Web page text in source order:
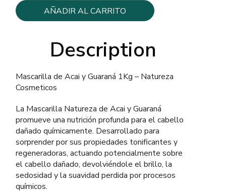
AÑADIR AL CARRITO
Description
Mascarilla de Acai y Guaraná 1Kg – Natureza
Cosmeticos
La Mascarilla Natureza de Acai y Guaraná
promueve una nutrición profunda para el cabello
dañado químicamente. Desarrollado para
sorprender por sus propiedades tonificantes y
regeneradoras, actuando potencialmente sobre
el cabello dañado, devolviéndole el brillo, la
sedosidad y la suavidad perdida por procesos
químicos.